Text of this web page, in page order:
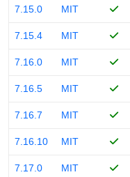
7.15.0 MIT
7.15.4 MIT
7.16.0 MIT
7.16.5 MIT
7.16.7 MIT
7.16.10 MIT
7.17.0 MIT